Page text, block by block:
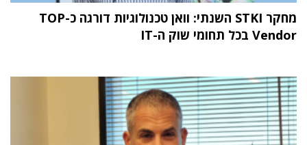
מחקר STKI השנתי: וואן טכנולוגיות דורגה כ-TOP
Vendor בכל תחומי שוק ה-IT